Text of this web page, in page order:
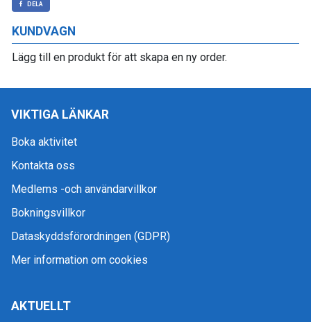
KUNDVAGN
Lägg till en produkt för att skapa en ny order.
DELA
VIKTIGA LÄNKAR
Boka aktivitet
Kontakta oss
Medlems -och användarvillkor
Bokningsvillkor
Dataskyddsförordningen (GDPR)
Mer information om cookies
AKTUELLT